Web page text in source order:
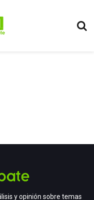
y opinión sobre temas